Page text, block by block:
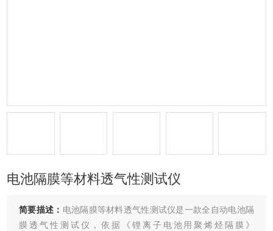
电池隔膜等材料透气性测试仪
简要描述： 电池隔膜等材料透气性测试仪是一款全自动电池隔
膜透气性测试仪，依据《锂离子电池用聚烯烃隔膜》